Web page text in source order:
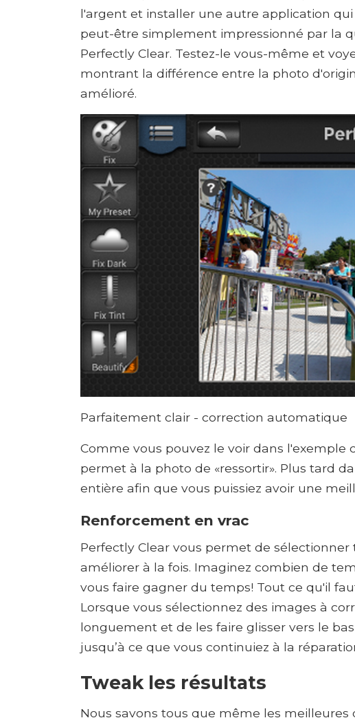
l'argent et installer une autre application
peut-être simplement impressionné par la
Perfectly Clear. Testez-le vous-même et
montrant la différence entre la photo
amélioré.
Parfaitement clair - correction automatique
Comme vous pouvez le voir dans l'exemple
permet à la photo de «ressortir». Plus tard
entière afin que vous puissiez avoir une
Renforcement en vrac
Perfectly Clear vous permet de
améliorer à la fois. Imaginez combien de
vous faire gagner du temps! Tout ce qu'il
Lorsque vous sélectionnez des images à
longuement et de les faire glisser vers le
jusqu’à ce que vous continuiez à la
Tweak les résultats
Nous savons tous que même les